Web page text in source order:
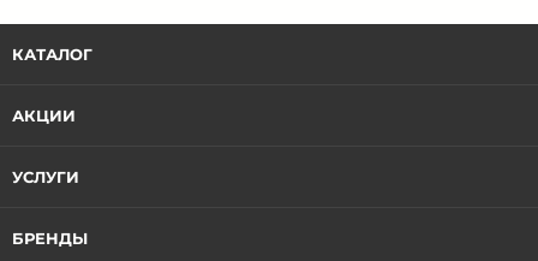
КАТАЛОГ
АКЦИИ
УСЛУГИ
БРЕНДЫ